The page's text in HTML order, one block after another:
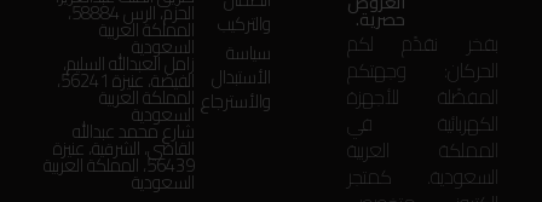
حصرية.
بفخر نقدّم لكم
الحركان: وجهتكم
المفضّلة للأجهزة
الكهربائية في
المملكة العربية
السعودية. كمتجر
والتركيب
سياسة
الأستبدال
والأسترجاع
الحزم، الرس 58884،
المملكة العربية
السعودية
زامل العبدالله السليم،
الفيضة، عنيزة 56241،
المملكة العربية
السعودية
شارع محمد عبدالله
القاضي، الشرقية، عنيزة
56439، المملكة العربية
السعودية